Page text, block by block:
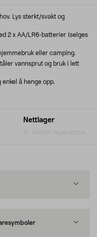
Nettlager
Lys sterkt/svakt og
2 x AA/LR6-batterier (selges
eller camping.
vannsprut og bruk i lett
enkel å henge opp.